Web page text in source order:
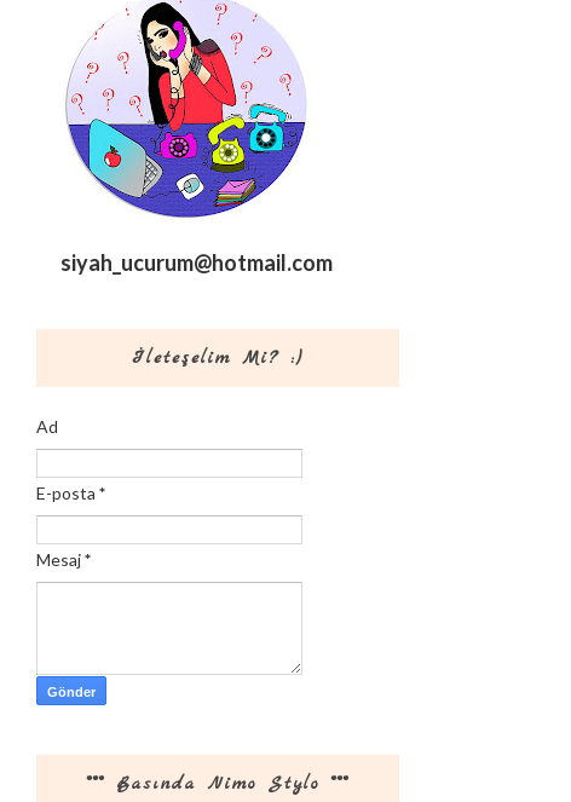
siyah_ucurum@hotmail.com
İleteşelim Mi? :)
Ad
E-posta *
Mesaj*
*** Basında Nimo Stylo ***